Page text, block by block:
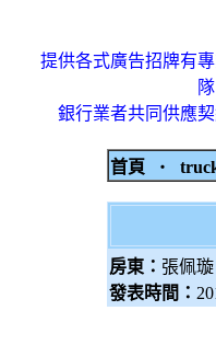
提供各式廣告招牌有
隊
銀行業者共同供應
首頁 ‧
房東： 張佩璇
發表時間：